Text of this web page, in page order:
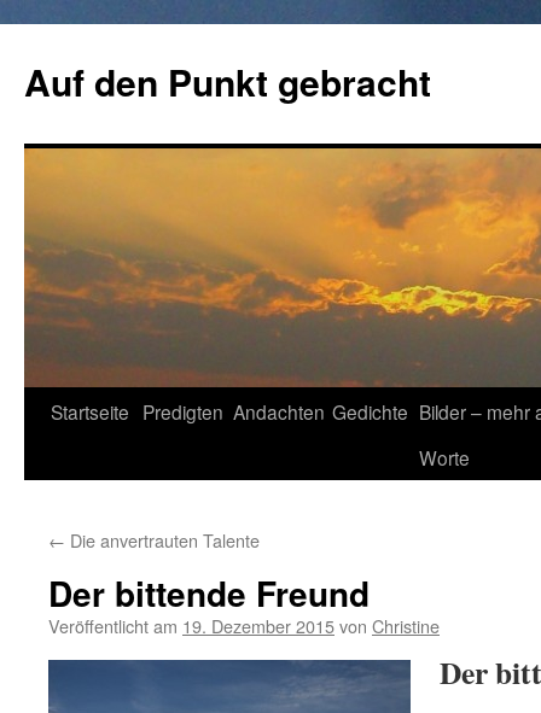
springen
Auf den Punkt gebracht
Startseite Predigten Andachten Gedichte Bilder – mehr
Worte
← Die anvertrauten Talente
Der bittende Freund
Veröffentlicht am 19. Dezember 2015von Christine
Der